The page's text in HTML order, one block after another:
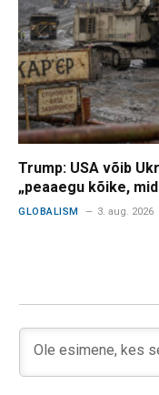
Trump: USA võib
„peaaegu kõike,
GLOBALISM 3. aug. 2026